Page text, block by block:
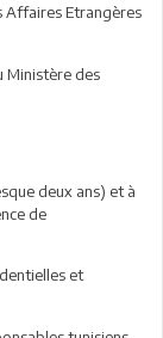
Affaires Etrangères
Ministère des
deux ans) et à
de
et